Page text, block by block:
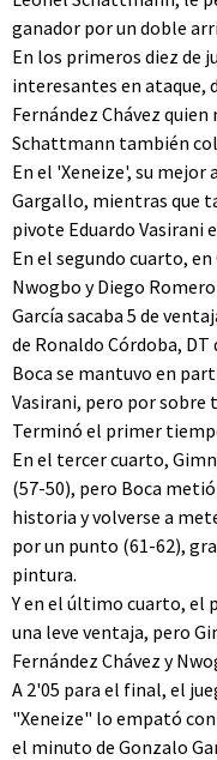
ganador por un doble
En los primeros diez de
interesantes en ataque,
Fernández Chávez
Schattmann también
En el 'Xeneize', su mejor
Gargallo, mientras que
pivote Eduardo Vasirani
En el segundo cuarto,
Nwogbo y Diego
García sacaba 5 de
de Ronaldo Córdoba,
Boca se mantuvo en
Vasirani, pero por sobre
Terminó el primer
En el tercer cuarto,
(57-50), pero Boca
historia y volverse a
por un punto (61-62),
pintura.
Y en el último cuarto, el
una leve ventaja, pero
Fernández Chávez y
A 2'05 para el final, el
"Xeneize" lo empató con
el minuto de Gonzalo